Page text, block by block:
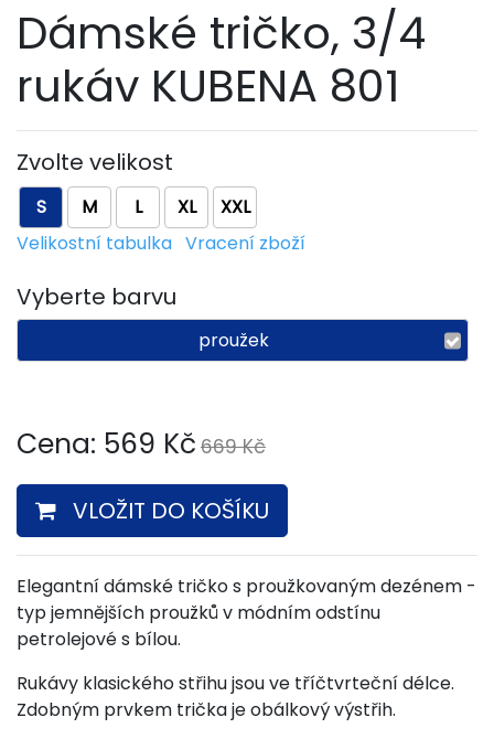
Dámské tričko, 3/4
rukáv KUBENA 801
Zvolte velikost
S M L XL
XXL
Velikostní tabulka Vracení zboží
Vyberte barvu
proužek
Cena: 569 Kč 669 Kč
VLOŽIT DO KOŠÍKU
Elegantní dámské tričkos proužkovaným dezénem -
typ jemnějších proužků v módním odstínu
petrolejové s bílou.
Rukávy klasického střihu jsou ve tříčtvrteční délce.
Zdobným prvkem trička je obálkový výstřih.